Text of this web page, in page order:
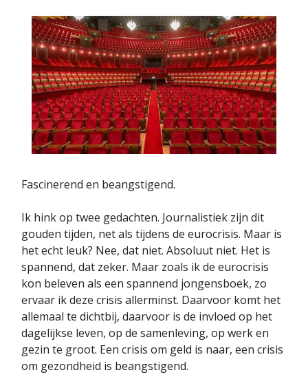
Fascinerend en beangstigend.
Ik hink op twee gedachten. Journalistiek zijn dit
gouden tijden, net als tijdens de eurocrisis. Maar is
het echt leuk? Nee, dat niet. Absoluut niet. Het is
spannend, dat zeker. Maar zoals ik de eurocrisis
kon beleven als een spannend jongensboek, zo
ervaar ik deze crisis allerminst. Daarvoor komt het
allemaal te dichtbij, daarvoor is de invloed op het
dagelijkse leven, op de samenleving, op werk en
gezin te groot. Een crisis om geld is naar, een crisis
om gezondheid is beangstigend.